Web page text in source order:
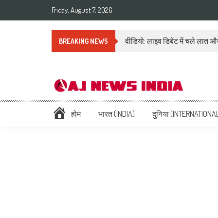
Friday, August 7, 2026
BREAKING NEWS वीडियो: लाइव डिबेट में चले लात
AAJ News India – Hindi
Hindi News: हिन्दी समाचार (Hindi News), Latest इंडिया न्यूज़
होम भारत (INDIA) दुनिया